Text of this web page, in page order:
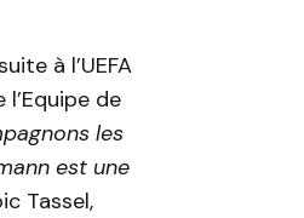
à l’UEFA
de
les
est une
Tassel,